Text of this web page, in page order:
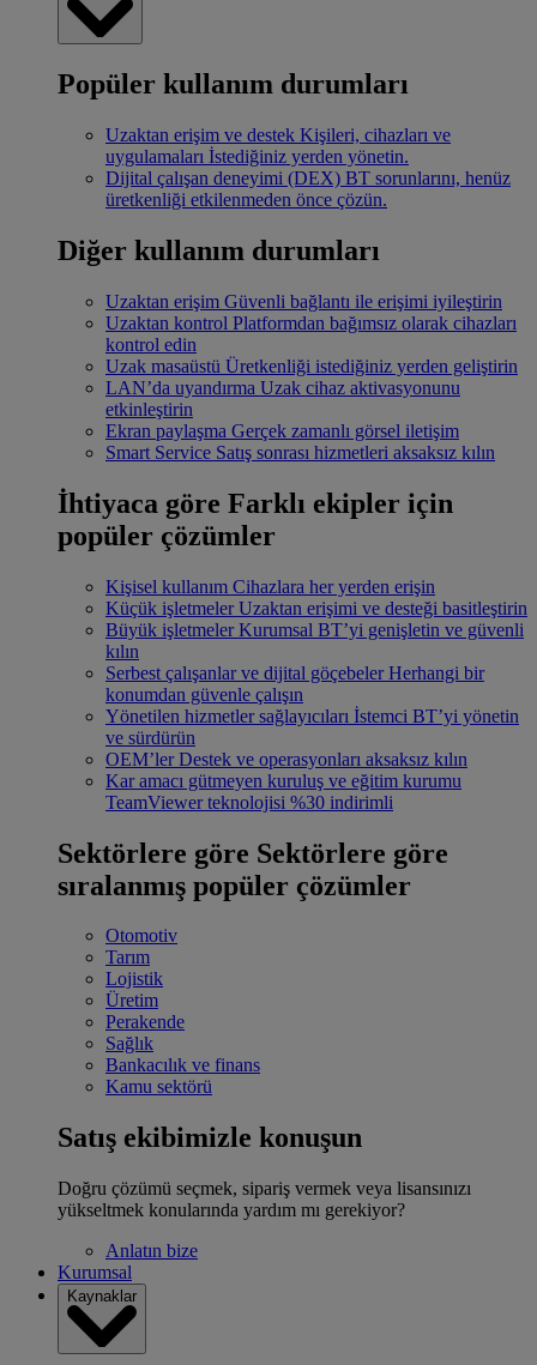
Popüler kullanım durumları
Uzaktan erişim ve destek Kişileri, cihazları ve
uygulamaları İstediğiniz yerden yönetin.
Dijital çalışan deneyimi (DEX) BT sorunlarını, henüz
üretkenliği etkilenmeden önce çözün.
Diğer kullanım durumları
Uzaktan erişim Güvenli bağlantı ile erişimi iyileştirin
Uzaktan kontrol Platformdan bağımsız olarak cihazları
kontrol edin
Uzak masaüstü Üretkenliği istediğiniz yerden geliştirin
LAN’da uyandırma Uzak cihaz aktivasyonunu
etkinleştirin
Ekran paylaşma Gerçek zamanlı görsel iletişim
Smart Service Satış sonrası hizmetleri aksaksız kılın
İhtiyaca göre Farklı ekipler için
popüler çözümler
Kişisel kullanım Cihazlara her yerden erişin
Küçük işletmeler Uzaktan erişimi ve desteği basitleştirin
Büyük işletmeler Kurumsal BT’yi genişletin ve güvenli
kılın
Serbest çalışanlar ve dijital göçebeler Herhangi bir
konumdan güvenle çalışın
Yönetilen hizmetler sağlayıcıları İstemci BT’yi yönetin
ve sürdürün
OEM’ler Destek ve operasyonları aksaksız kılın
Kar amacı gütmeyen kuruluş ve eğitim kurumu
TeamViewer teknolojisi %30 indirimli
Sektörlere göre Sektörlere göre
sıralanmış popüler çözümler
Otomotiv
Tarım
Lojistik
Üretim
Perakende
Sağlık
Bankacılık ve finans
Kamu sektörü
Satış ekibimizle konuşun
Doğru çözümü seçmek, sipariş vermek veya lisansınızı
yükseltmek konularında yardım mı gerekiyor?
Anlatın bize
Kurumsal
Kaynaklar